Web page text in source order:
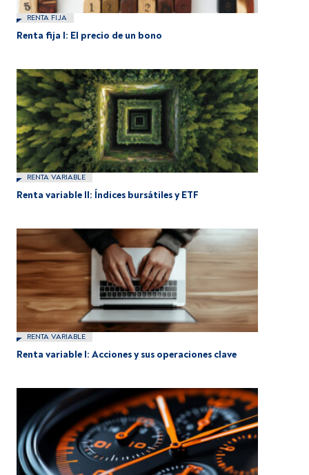
RENTA FIJA
Renta fija I: El precio de un bono
RENTA VARIABLE
Renta variable II: Índices bursátiles y ETF
RENTA VARIABLE
Renta variable I: Acciones y sus operaciones clave